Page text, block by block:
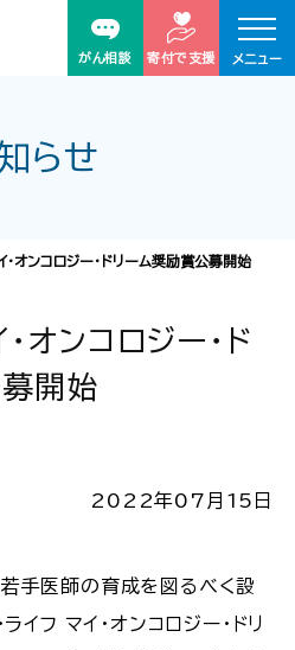
がん相談 寄付で支援 メニュー
らせ
オンコロジー・ドリーム奨励賞公募開始
ンコロジー・ド
開始
2022年07月15日
手医師の育成を図るべく設
イフ マイ・オンコロジー・ドリ